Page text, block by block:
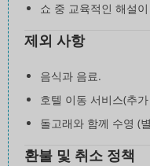
쇼 중 교육적인 해설
제외 사항
음식과 음료.
호텔 이동 서비스(추
돌고래와 함께 수영 (
환불 및 취소 정책